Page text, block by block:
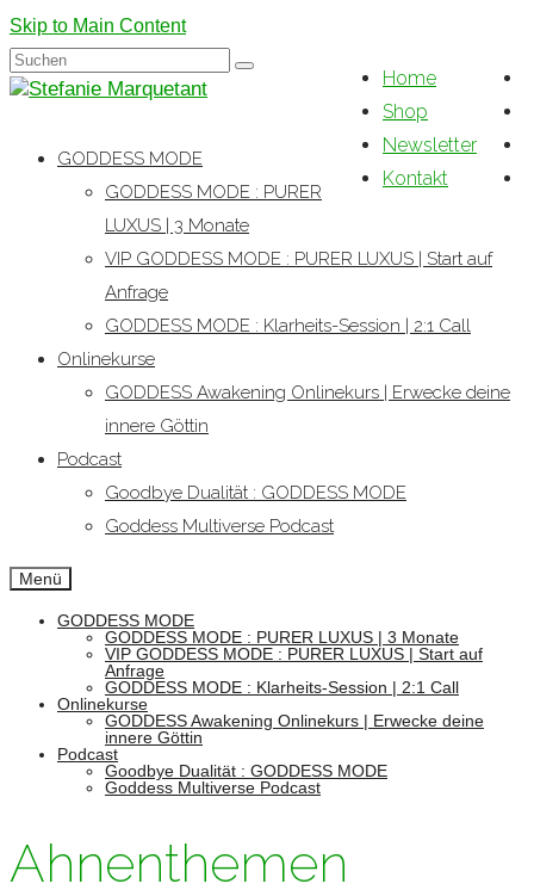
Skip to Main Content
Home
Shop
Newsletter
Kontakt
Suchen
nach:
GODDESS MODE
GODDESS MODE : PURER
LUXUS | 3 Monate
VIP GODDESS MODE : PURER LUXUS | Start auf
Anfrage
GODDESS MODE : Klarheits-Session | 2:1 Call
Onlinekurse
GODDESS Awakening Onlinekurs | Erwecke deine
innere Göttin
Podcast
Goodbye Dualität : GODDESS MODE
Goddess Multiverse Podcast
Menü
GODDESS MODE
GODDESS MODE : PURER LUXUS | 3 Monate
VIP GODDESS MODE : PURER LUXUS | Start auf
Anfrage
GODDESS MODE : Klarheits-Session | 2:1 Call
Onlinekurse
GODDESS Awakening Onlinekurs | Erwecke deine
innere Göttin
Podcast
Goodbye Dualität : GODDESS MODE
Goddess Multiverse Podcast
Ahnenthemen